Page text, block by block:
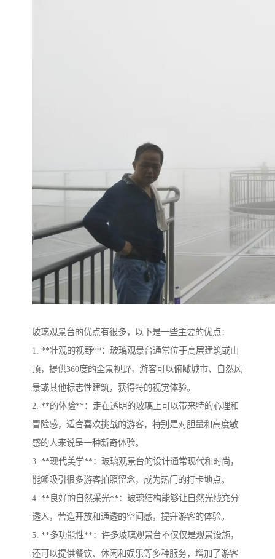
玻璃观景台的优点有很多，以下是一些主要的优点：
1. **壮观的视野**：玻璃观景台通常位于高层建筑或山
顶，提供360度的全景视野，游客可以俯瞰城市、自然风
景或其他标志性建筑，获得特的视觉体验。
2. **的体验**：走在透明的玻璃上可以带来特的心理和
冒险感，适合喜欢挑战的游客，特别是对胆量和高度敏
感的人来说是一种新奇体验。
3. **现代美学**：玻璃观景台的设计通常现代和时尚，
能够吸引很多游客拍照留念，成为热门的打卡地点。
4. **良好的自然采光**：玻璃结构能够让自然光线充分
透入，营造开放和通透的空间感，提升游客的体验。
5. **多功能性**：许多玻璃观景台不仅仅是观景设施，
还可以提供餐饮、休闲和娱乐等多种服务，增加了游客